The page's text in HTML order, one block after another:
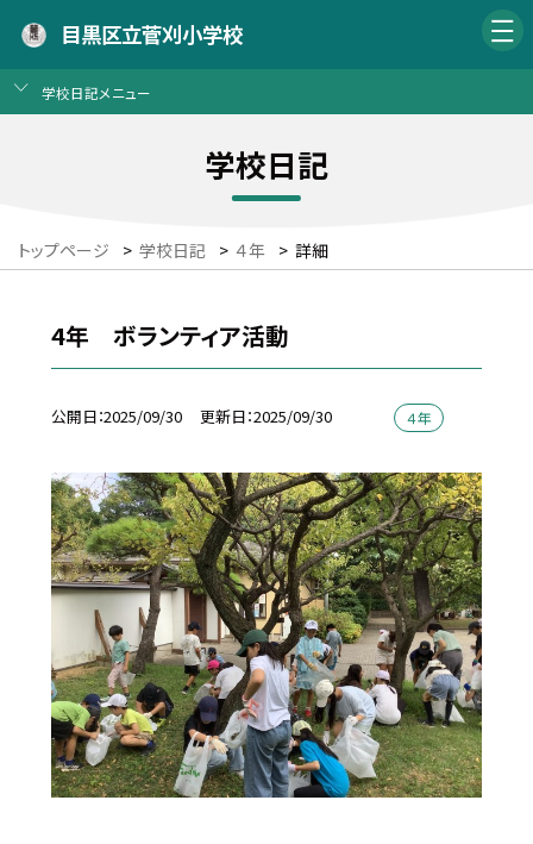
目黒区立菅刈小学校
学校日記メニュー
学校日記
トップページ > 学校日記 > ４年 > 詳細
4年 ボランティア活動
公開日 2025/09/30 更新日 2025/09/30 ４年